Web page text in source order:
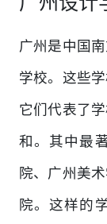
广州是中国
学校。这些
它们代表了
和。其中最
院、广州美
院。这样的